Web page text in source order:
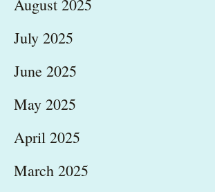
August 2025
July 2025
June 2025
May 2025
April 2025
March 2025